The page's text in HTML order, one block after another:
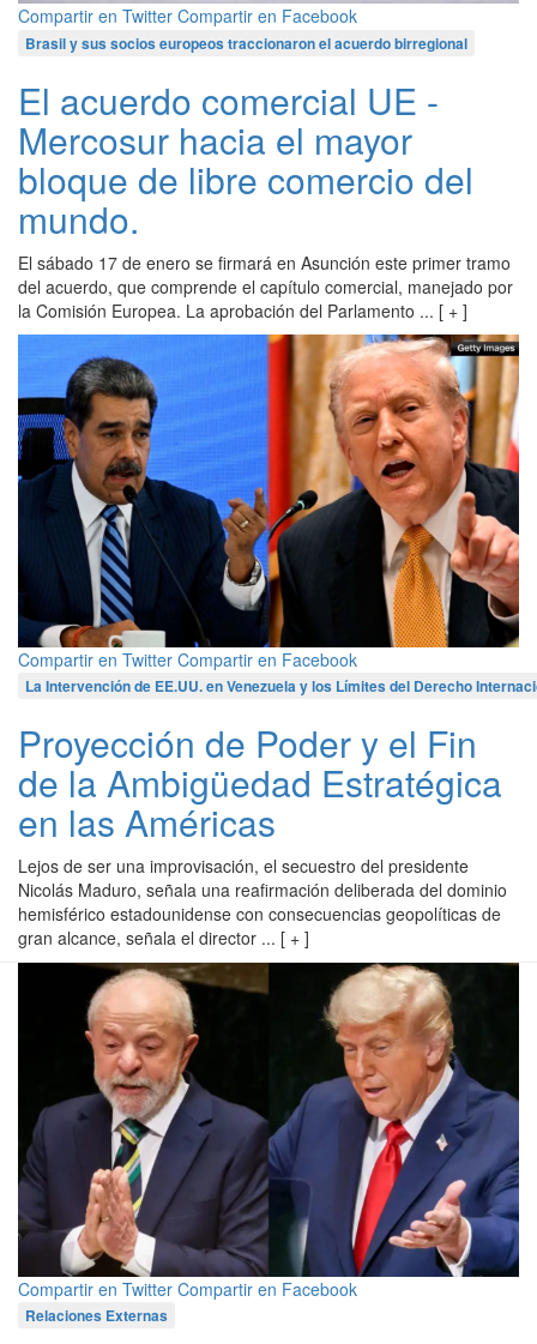
Compartir en Twitter Compartir en Facebook
Brasil y sus socios europeos traccionaron el acuerdo birregional
El acuerdo comercial UE -
Mercosur hacia el mayor
bloque de libre comercio del
mundo.
El sábado 17 de enero se firmará en Asunción este primer tramo
del acuerdo, que comprende el capítulo comercial, manejado por
la Comisión Europea. La aprobación del Parlamento ... [ + ]
Compartir en Twitter Compartir en Facebook
La Intervención de EE.UU. en Venezuela y los Límites del Derecho
Proyección de Poder y el Fin
de la Ambigüedad Estratégica
en las Américas
Lejos de ser una improvisación, el secuestro del presidente
Nicolás Maduro, señala una reafirmación deliberada del dominio
hemisférico estadounidense con consecuencias geopolíticas de
gran alcance, señala el director ... [ + ]
Compartir en Twitter Compartir en Facebook
Relaciones Externas